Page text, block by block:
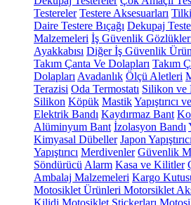
Testereler Testere Aksesuarları
Daire Testere Bıçağı Dekupaj
Malzemeleri İş Güvenlik
Ayakkabısı Diğer İş Güvenlik
Takım Çanta Ve Dolapları Takım
Dolapları Avadanlık Ölçü Aletleri
Terazisi Oda Termostatı Silikon ve
Silikon Köpük MastikYapıştırıcı
Elektrik Bandı Kaydırmaz Bant
Alüminyum Bant İzolasyon Bandı
Kimyasal Dübeller Japon
Yapıştırıcı Merdivenler Güvenlik
Söndürücü Alarm Kasa ve Kilitler
Ambalaj Malzemeleri Kargo
Motosiklet Ürünleri Motorsiklet
Kilidi Motosiklet Stickerları